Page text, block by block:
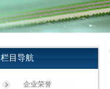
栏目导航
企业荣誉